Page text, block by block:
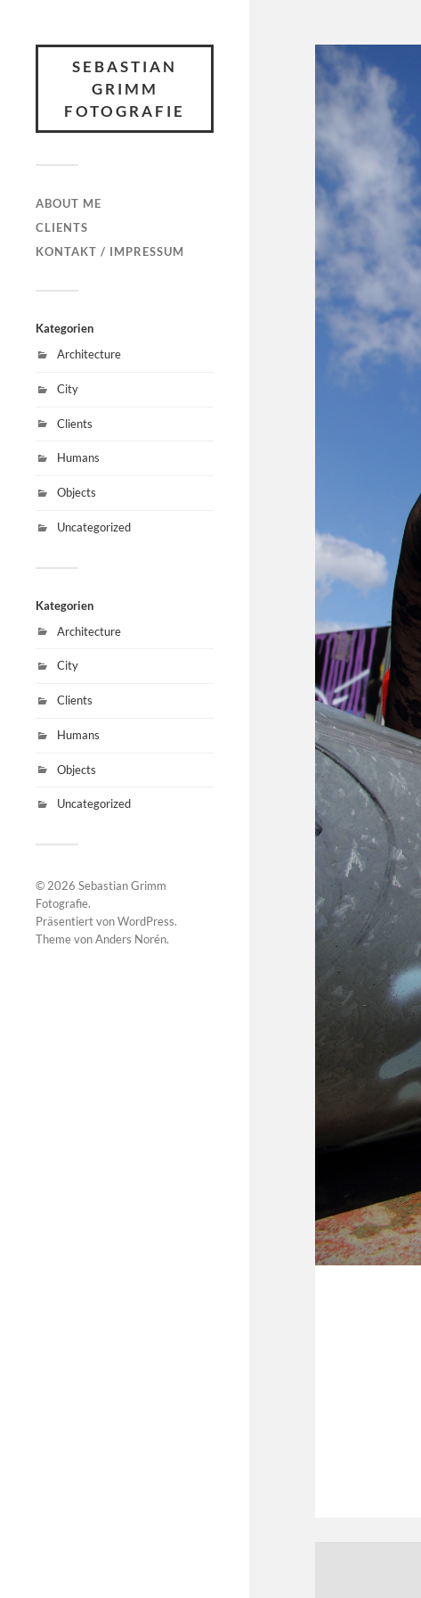
SEBASTIAN
GRIMM
FOTOGRAFIE
ABOUT ME
CLIENTS
KONTAKT / IMPRESSUM
Kategorien
Architecture
City
Clients
Humans
Objects
Uncategorized
Kategorien
Architecture
City
Clients
Humans
Objects
Uncategorized
© 2026 Sebastian Grimm
Fotografie.
Präsentiert vonWordPress.
Theme vonAnders Norén.